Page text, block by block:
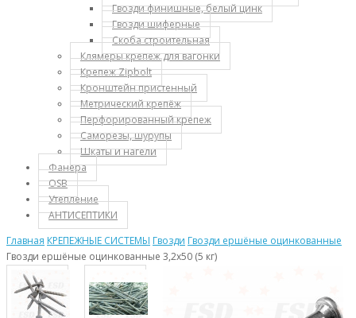
Гвозди финишные, белый цинк
Гвозди шиферные
Скоба строительная
Клямеры крепеж для вагонки
Крепеж Zipbolt
Кронштейн пристенный
Метрический крепёж
Перфорированный крепеж
Саморезы, шурупы
Шкаты и нагели
Фанера
OSB
Утепление
АНТИСЕПТИКИ
Главная КРЕПЕЖНЫЕ СИСТЕМЫ Гвозди Гвозди ершёные оцинкованные
Гвозди ершёные оцинкованные 3,2х50 (5 кг)